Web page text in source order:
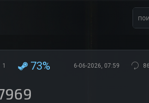
1 73% 6-06-2026, 07:59 86